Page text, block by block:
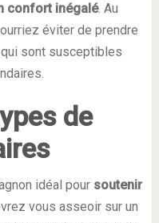
confort inégalé. Au
éviter de prendre
sont susceptibles
de
s
idéal pour soutenir
vous asseoir sur un